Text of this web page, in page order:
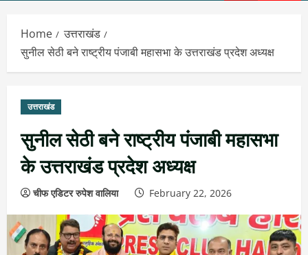
Home
उत्तराखंड
सुनील सेठी बने राष्ट्रीय पंजाबी महासभा के उत्तराखंड प्रदेश अध्यक्ष
उत्तराखंड
सुनील सेठी बने राष्ट्रीय पंजाबी महासभा
के उत्तराखंड प्रदेश अध्यक्ष
चीफ एडिटर रुपेश वालिया February 22, 2026